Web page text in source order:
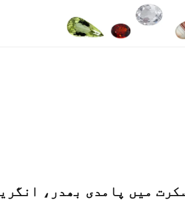
میں پامدی بھدر،